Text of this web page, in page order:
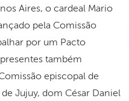
Aires, o cardeal Mario
pela Comissão
por um Pacto
também
episcopal de
Jujuy, dom César Daniel